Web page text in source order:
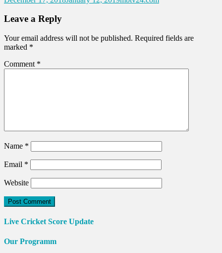
Leave a Reply
Your email address will not be published. Required fields are
marked *
Comment *
Name *
Email *
Website
Live Cricket Score Update
Our Programm